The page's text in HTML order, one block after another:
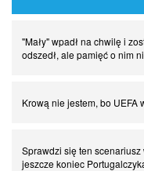
"Mały" wpadł na chwilę i
odszedł, ale pamięć o nim
Krową nie jestem, bo UEFA
Sprawdzi się ten scenariusz
jeszcze koniec